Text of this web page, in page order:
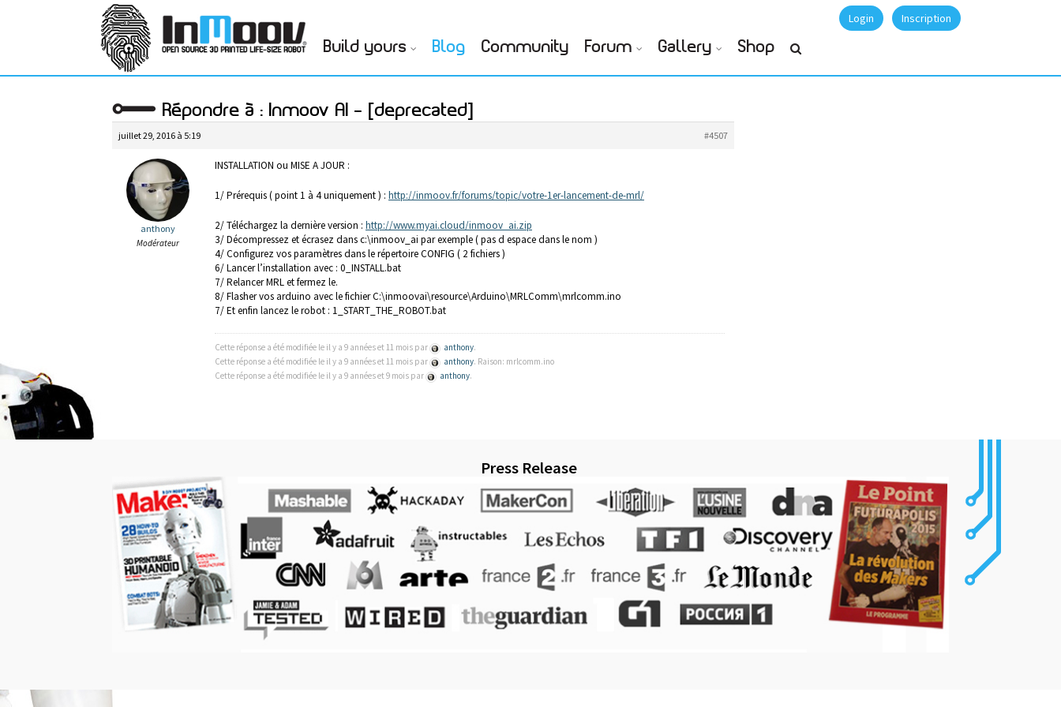
Login Inscription
Build yours Blog Community Forum Gallery Shop
Répondre à : Inmoov AI – [deprecated]
juillet 29, 2016 à 5:19 #4507
anthony
Modérateur
INSTALLATION ou MISE A JOUR :
1/ Prérequis ( point 1 à 4 uniquement ) : http://inmoov.fr/forums/topic/votre-1er-lancement-de-mrl/
2/ Téléchargez la dernière version : http://www.myai.cloud/inmoov_ai.zip
3/ Décompressez et écrasez dans c:\inmoov_ai par exemple ( pas d espace dans le nom )
4/ Configurez vos paramètres dans le répertoire CONFIG ( 2 fichiers )
6/ Lancer l’installation avec : 0_INSTALL.bat
7/ Relancer MRL et fermez le.
8/ Flasher vos arduino avec le fichier C:\inmoovai\resource\Arduino\MRLComm\mrlcomm.ino
7/ Et enfin lancez le robot : 1_START_THE_ROBOT.bat
Cette réponse a été modifiée le il y a 9 années et 11 mois par anthony.
Cette réponse a été modifiée le il y a 9 années et 11 mois par
anthony. Raison: mrlcomm.ino
Cette réponse a été modifiée le il y a 9 années et 9 mois par
anthony.
Press Release